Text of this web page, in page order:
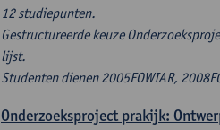
12 studiepunten.
Gestructureerde keuze
lijst.
Studenten dienen 2005FOWIAR,
Onderzoeksproject prakijk: